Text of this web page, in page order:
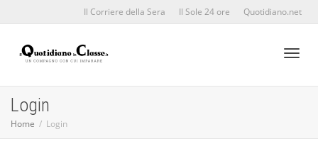
Il Corriere della Sera Il Sole 24 ore Quotidiano.net
Login
Home Login